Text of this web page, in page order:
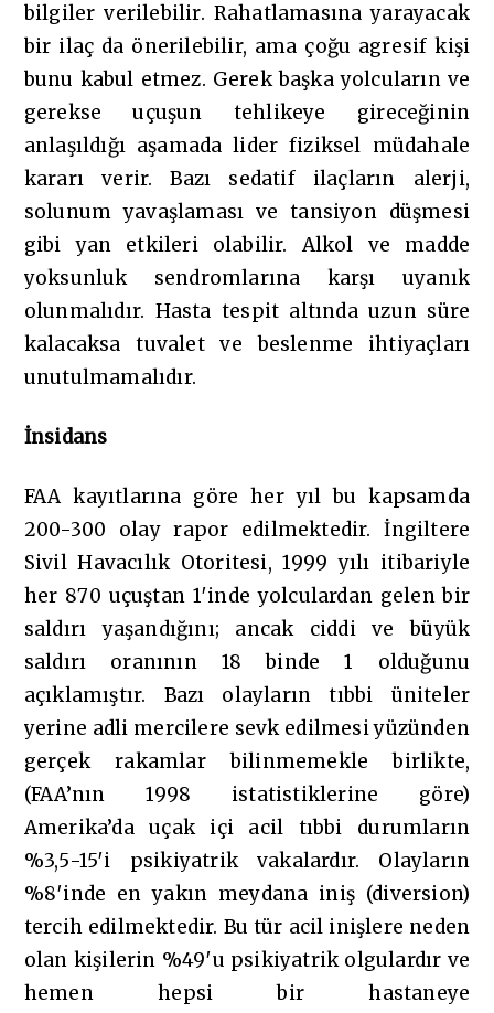
bilgiler verilebilir. Rahatlamasına yarayacak
bir ilaç da önerilebilir, ama çoğu agresif kişi
bunu kabul etmez. Gerek başka yolcuların ve
gerekse uçuşun tehlikeye gireceğinin
anlaşıldığı aşamada lider fiziksel müdahale
kararı verir. Bazı sedatif ilaçların alerji,
solunum yavaşlaması ve tansiyon düşmesi
gibi yan etkileri olabilir. Alkol ve madde
yoksunluk sendromlarına karşı uyanık
olunmalıdır. Hasta tespit altında uzun süre
kalacaksa tuvalet ve beslenme ihtiyaçları
unutulmamalıdır.
İnsidans
FAA kayıtlarına göre her yıl bu kapsamda
200-300 olay rapor edilmektedir. İngiltere
Sivil Havacılık Otoritesi, 1999 yılı itibariyle
her 870 uçuştan 1′inde yolculardan gelen bir
saldırı yaşandığını; ancak ciddi ve büyük
saldırı oranının 18 binde 1 olduğunu
açıklamıştır. Bazı olayların tıbbi üniteler
yerine adli mercilere sevk edilmesi yüzünden
gerçek rakamlar bilinmemekle birlikte,
(FAA’nın 1998 istatistiklerine göre)
Amerika’da uçak içi acil tıbbi durumların
%3,5-15′i psikiyatrik vakalardır. Olayların
%8′inde en yakın meydana iniş (diversion)
tercih edilmektedir. Bu tür acil inişlere neden
olan kişilerin %49′u psikiyatrik olgulardır ve
hemen hepsi bir hastaneye